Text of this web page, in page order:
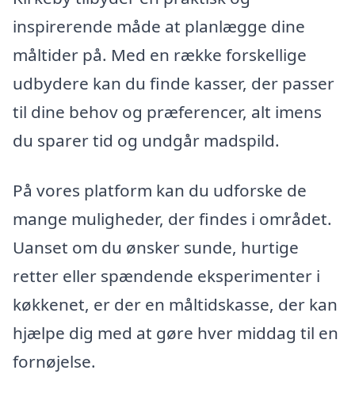
inspirerende måde at planlægge dine
måltider på. Med en række forskellige
udbydere kan du finde kasser, der passer
til dine behov og præferencer, alt imens
du sparer tid og undgår madspild.
På vores platform kan du udforske de
mange muligheder, der findes i området.
Uanset om du ønsker sunde, hurtige
retter eller spændende eksperimenter i
køkkenet, er der en måltidskasse, der kan
hjælpe dig med at gøre hver middag til en
fornøjelse.